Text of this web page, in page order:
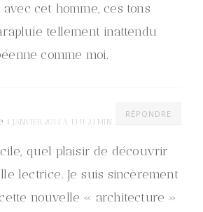
avec cet homme, ces tons
tellement inattendu
comme moi.
RÉPONDRE
4 JANVIER 2014 À 13 H 24 MIN
quel plaisir de découvrir
lectrice. Je suis sincèrement
nouvelle « architecture »